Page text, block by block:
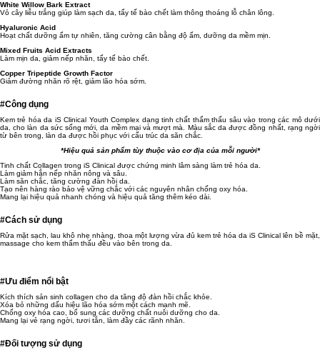
White Willow Bark Extract
Vỏ cây liễu trắng giúp làm sạch da, tẩy tế bào chết làm thông thoáng lỗ chân lông.
Hyaluronic Acid
Hoạt chất dưỡng ẩm tự nhiên, tăng cường cân bằng độ ẩm, dưỡng da mềm mịn.
Mixed Fruits Acid Extracts
Làm mịn da, giảm nếp nhăn, tẩy tế bào chết.
Copper Tripeptide Growth Factor
Giảm đường nhăn rõ rệt, giảm lão hóa sớm.
#Công dụng
Kem trẻ hóa da iS Clinical Youth Complex dạng tinh chất thẩm thấu sâu vào trong các mô dưới
da, cho làn da sức sống mới, da mềm mại và mượt mà. Màu sắc da được đồng nhất, rạng ngời
từ bên trong, làn da được hồi phục với cấu trúc da săn chắc.
*Hiệu quả sản phẩm tùy thuộc vào cơ địa của mỗi người*
Tinh chất Collagen trong iS Clinical được chứng minh lâm sàng làm trẻ hóa da.
Làm giảm hẳn nếp nhăn nông và sâu.
Làm săn chắc, tăng cường đàn hồi da.
Tạo nên hàng rào bảo vệ vững chắc với các nguyên nhân chống oxy hóa.
Mang lại hiệu quả nhanh chóng và hiệu quả tăng thêm kéo dài.
#Cách sử dụng
Rửa mặt sạch, lau khô nhẹ nhàng, thoa một lượng vừa đủ kem trẻ hóa da iS Clinical lên bề mặt,
massage cho kem thẩm thấu đều vào bên trong da.
#Ưu điểm nổi bật
Kích thích sản sinh collagen cho da tăng độ đàn hồi chắc khỏe.
Xóa bỏ những dấu hiệu lão hóa sớm một cách mạnh mẽ.
Chống oxy hóa cao, bổ sung các dưỡng chất nuôi dưỡng cho da.
Mang lại vẻ rạng ngời, tươi tắn, làm đầy các rãnh nhăn.
#Đối tượng sử dụng